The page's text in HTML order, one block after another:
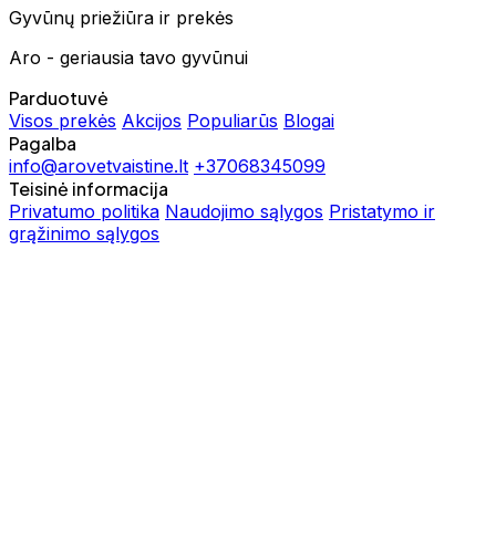
Gyvūnų priežiūra ir prekės
Aro - geriausia tavo gyvūnui
Parduotuvė
Visos prekės Akcijos Populiarūs Blogai
Pagalba
info@arovetvaistine.lt +37068345099
Teisinė informacija
Privatumo politika Naudojimo sąlygos Pristatymo ir
grąžinimo sąlygos